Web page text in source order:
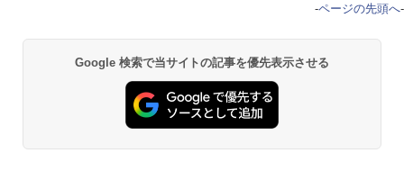
-ページの先頭へ-
Google 検索で当サイトの記事を優先表示させる